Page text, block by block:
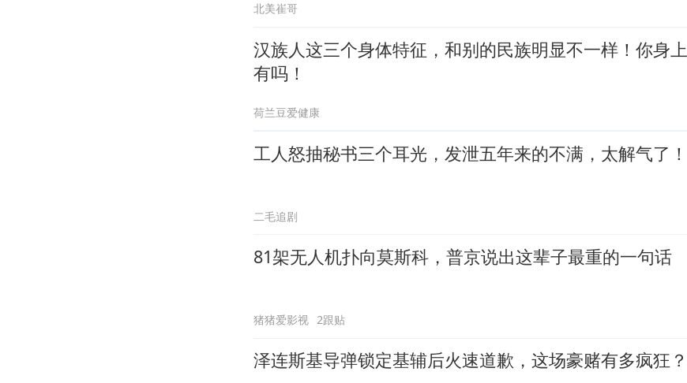
北美崔哥
汉族人这三个身体特征，和别的民族明显不一样！你身上
有吗！
荷兰豆爱健康
工人怒抽秘书三个耳光，发泄五年来的不满，太解气了！
二毛追剧
81架无人机扑向莫斯科，普京说出这辈子最重的一句话
猪猪爱影视 2跟贴
泽连斯基导弹锁定基辅后火速道歉，这场豪赌有多疯狂？